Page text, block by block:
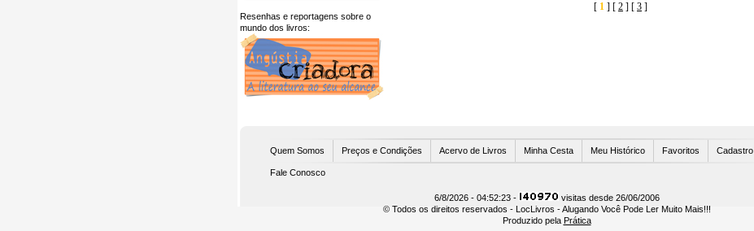
Resenhas e reportagens sobre o
mundo dos livros:
[ 1 ] [ 2 ] [ 3 ]
Quem Somos Preços e Condições Acervo de Livros Minha Cesta Meu Histórico Favoritos Cadastro
Fale Conosco
6/8/2026 - 04:52:23 -
visitas desde 26/06/2006
© Todos os direitos reservados - LocLivros - Alugando Você Pode Ler Muito Mais!!!
Produzido pela Prática